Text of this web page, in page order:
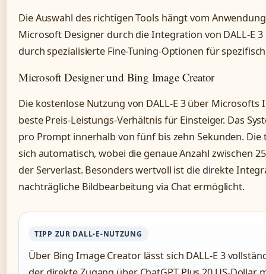
Die Auswahl des richtigen Tools hängt vom
Microsoft Designer durch die Integration von DALL-E
durch spezialisierte Fine-Tuning-Optionen für
Microsoft Designer und Bing Image Creator
Die kostenlose Nutzung von DALL-E 3 über
beste Preis-Leistungs-Verhältnis für Einsteiger. Das
pro Prompt innerhalb von fünf bis zehn Sekunden.
sich automatisch, wobei die genaue Anzahl zwischen
der Serverlast. Besonders wertvoll ist die direkte
nachträgliche Bildbearbeitung via Chat ermöglicht.
TIPP ZUR DALL-E-NUTZUNG
Über Bing Image Creator lässt sich DALL-E 3